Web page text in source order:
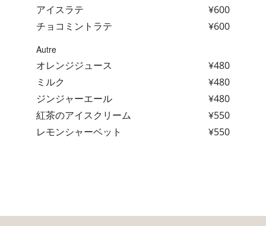
アイスラテ
¥600
チョコミントラテ
¥600
Autre
オレンジジュース
¥480
ミルク
¥480
ジンジャーエール
¥480
紅茶のアイスクリーム
¥550
レモンシャーベット
¥550